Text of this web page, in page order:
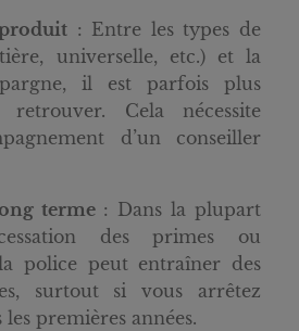
: Entre les types de
universelle, etc.) et la
il est parfois plus
Cela nécessite
d’un conseiller
terme: Dans la plupart
des primes ou
police peut entraîner des
surtout si vous arrêtez
premières années.